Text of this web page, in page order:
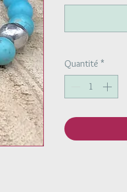
Quantité *